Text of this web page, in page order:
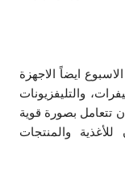
ايضاً الاجهزة
والتليفزيونات
تتعامل بصورة قوية
والمنتجات